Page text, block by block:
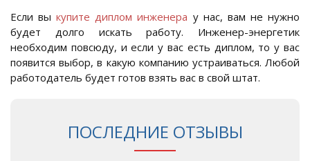
Если выкупите диплом инженера у нас, вам не нужно
будет долго искать работу. Инженер-энергетик
необходим повсюду, и если у вас есть диплом, то у вас
появится выбор, в какую компанию устраиваться. Любой
работодатель будет готов взять вас в свой штат.
ПОСЛЕДНИЕ ОТЗЫВЫ